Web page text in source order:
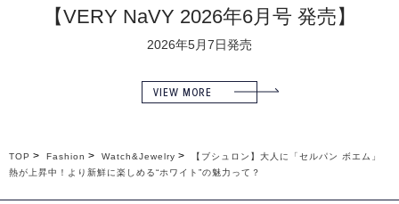
【VERY NaVY 2026年6月号 発売】
2026年5月7日発売
VIEW MORE
TOP Fashion Watch&Jewelry
【ブシュロン】大人に「セルパン ボエム」
熱が上昇中！より新鮮に楽しめる“ホワイト”の魅力って？